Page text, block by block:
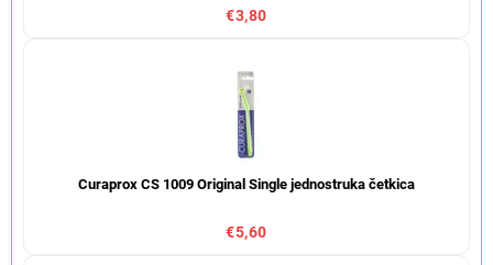
€3,80
Curaprox CS 1009 Original Single jednostruka četkica
€5,60